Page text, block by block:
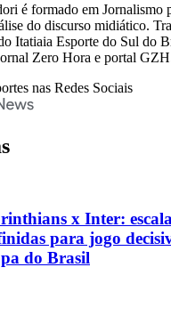
é formado em Jornalismo
do discurso midiático.
Itatiaia Esporte do Sul do
Zero Hora e portal
nas Redes Sociais
x Inter:
para jogo
do Brasil